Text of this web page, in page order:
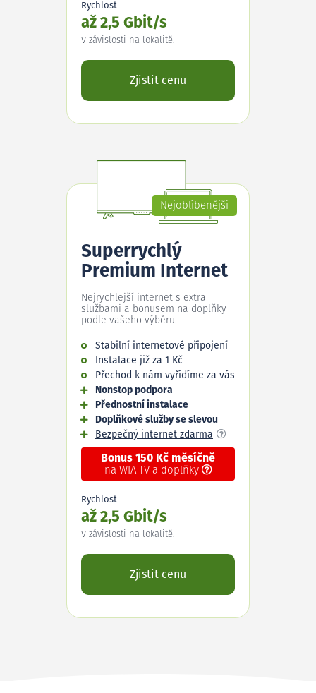
Rychlost
až 2,5 Gbit/s
V závislosti na lokalitě.
Zjistit cenu
Nejoblíbenější
Superrychlý
Premium Internet
Nejrychlejší internet s extra
službami a bonusem na doplňky
podle vašeho výběru.
Stabilní internetové připojení
Instalace již za 1 Kč
Přechod k nám vyřídíme za vás
Nonstop podpora
Přednostní instalace
Doplňkové služby se slevou
Bezpečný internet zdarma
Bonus 150 Kč měsíčně
na WIA TV a doplňky
Rychlost
až 2,5 Gbit/s
V závislosti na lokalitě.
Zjistit cenu